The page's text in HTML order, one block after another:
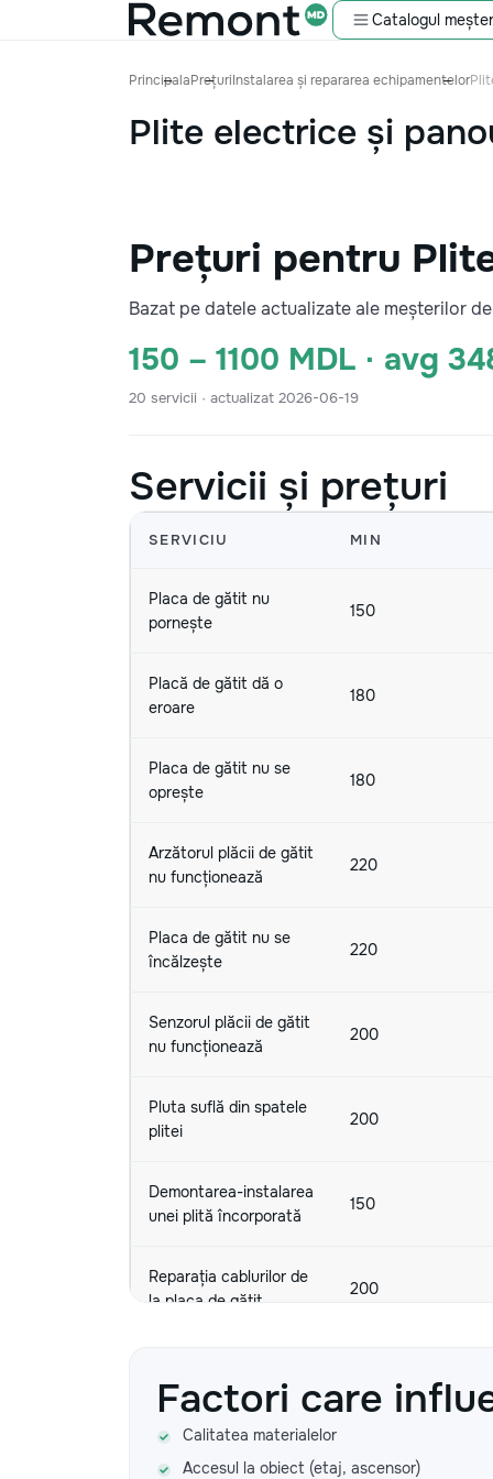
Catalogul
PrincipalaPrețuriInstalarea și repararea echipamentelor
Plite electrice și
Prețuri pentru
Bazat pe datele actualizate ale meșterilor
150 – 1100 MDL · avg
20 servicii · actualizat 2026-06-19
Servicii și prețuri
SERVICIU MIN
Placa de gătit nu
pornește
150
Placă de gătit dă o
eroare
180
Placa de gătit nu se
oprește
180
Arzătorul plăcii de gătit
nu funcționează
220
Placa de gătit nu se
încălzește
220
Senzorul plăcii de gătit
nu funcționează
200
Pluta suflă din spatele
plitei
200
Demontarea-instalarea
unei plită încorporată
150
Reparația cablurilor de
la placa de gătit
200
gătit
Repararea sau
înlocuirea plăcii de
Factori care
Calitatea materialelor
Accesul la obiect (etaj, ascensor)